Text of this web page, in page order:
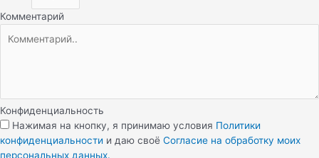
Комментарий
Конфиденциальность
Нажимая на кнопку, я принимаю условия Политики
конфиденциальности и даю своё Согласие на обработку моих
персональных данных.